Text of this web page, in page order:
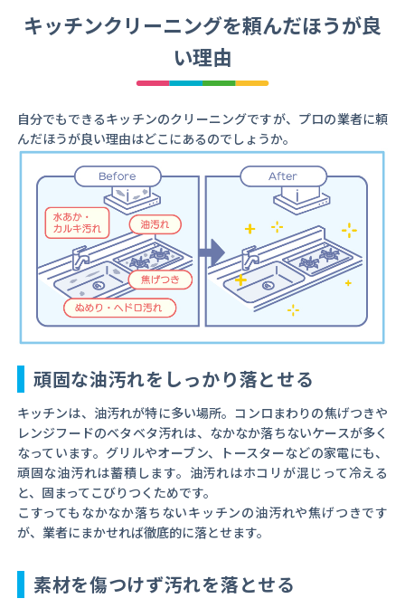
キッチンクリーニングを頼んだほうが良
い理由
自分でもできるキッチンのクリーニングですが、プロの業者に頼
んだほうが良い理由はどこにあるのでしょうか。
頑固な油汚れをしっかり落とせる
キッチンは、油汚れが特に多い場所。コンロまわりの焦げつきや
レンジフードのベタベタ汚れは、なかなか落ちないケースが多く
なっています。グリルやオーブン、トースターなどの家電にも、
頑固な油汚れは蓄積します。油汚れはホコリが混じって冷える
と、固まってこびりつくためです。
こすってもなかなか落ちないキッチンの油汚れや焦げつきです
が、業者にまかせれば徹底的に落とせます。
素材を傷つけず汚れを落とせる